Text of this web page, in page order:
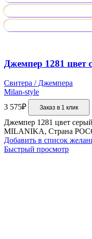
Джемпер 1281 цвет
Свитера / Джемпера
Milan-style
3 575₽ Заказ в 1 клик
Джемпер 1281 цвет
MILANIKA, Страна
Добавить в список
Быстрый просмотр